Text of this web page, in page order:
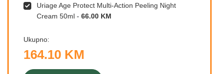
Uriage Age Protect Multi-Action Peeling Night
Cream 50ml - 66.00 KM
Ukupno:
164.10 KM